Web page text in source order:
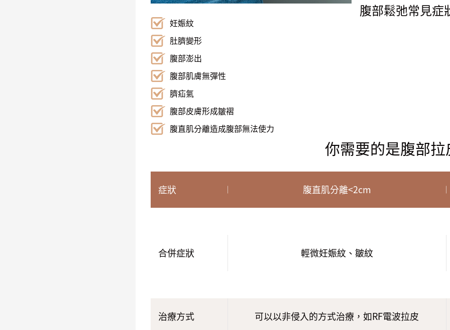
腹部鬆弛常見症
妊娠紋
肚臍變形
腹部澎出
腹部肌膚無彈性
臍疝氣
腹部皮膚形成皺褶
腹直肌分離造成腹部無法使力
你需要的是腹部
症狀 腹直肌分離<2cm
合併症狀 輕微妊娠紋、皺紋
治療方式 可以以非侵入的方式治療，如RF電波拉皮